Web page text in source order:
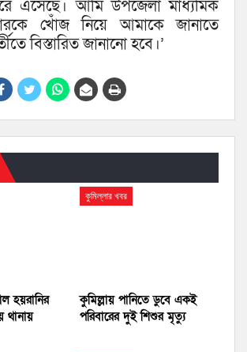
এসেছে। আমি উপজেলা মাধ্যমিক
খোঁজ নিয়ে আমাকে জানাতে
বিস্তারিত জানানো হবে।’
হয়রানির
থানায়
কুমিল্লার খবর
কুমিল্লায় পানিতে ডুবে একই
পরিবারের দুই শিশুর মৃত্যু